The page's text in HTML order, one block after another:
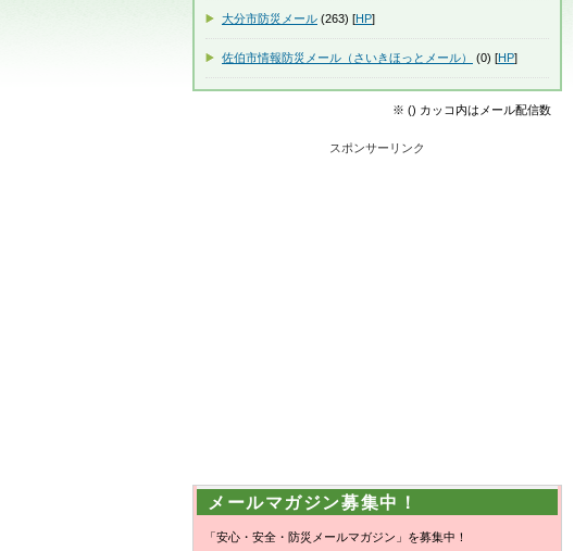
大分市防災メール (263) [HP]
佐伯市情報防災メール（さいきほっとメール） (0) [HP]
※ () カッコ内はメール配信数
スポンサーリンク
メールマガジン募集中！
「安心・安全・防災メールマガジン」を募集中！